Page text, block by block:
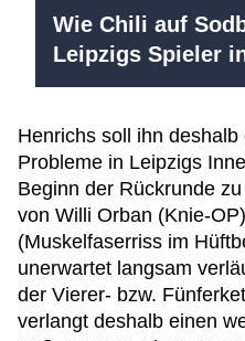
Wie Chili auf
Leipzigs Spieler
Henrichs soll ihn
Probleme in Leipzigs
Beginn der Rückrunde
von Willi Orban (Knie-
(Muskelfaserriss im
unerwartet langsam
der Vierer- bzw.
verlangt deshalb einen